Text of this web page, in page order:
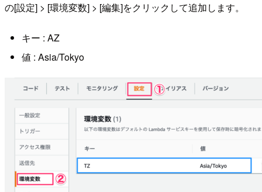
の[設定] > [環境変数] > [編集]をクリックして追加します。
キー : AZ
値 : Asia/Tokyo